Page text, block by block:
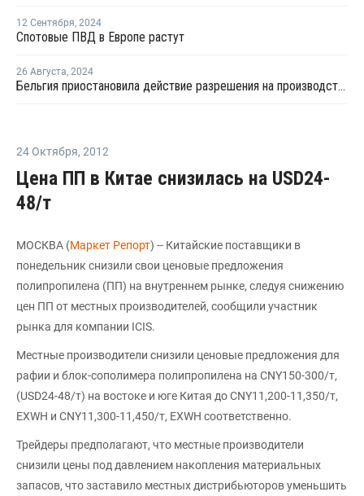
12 Сентября, 2024
Спотовые ПВД в Европе растут
26 Августа, 2024
Бельгия приостановила действие разрешения на производство компании Ineos на двух площадках
24 Октября, 2012
Цена ПП в Китае снизилась на USD24-
48/т
МОСКВА (Маркет Репорт) -- Китайские поставщики в
понедельник снизили свои ценовые предложения
полипропилена (ПП) на внутреннем рынке, следуя снижению
цен ПП от местных производителей, сообщили участник
рынка для компании ICIS.
Местные производители снизили ценовые предложения для
рафии и блок-сополимера полипропилена на CNY150-300/т,
(USD24-48/т) на востоке и юге Китая до CNY11,200-11,350/т,
EXWH и CNY11,300-11,450/т, EXWH соответственно.
Трейдеры предполагают, что местные производители
снизили цены под давлением накопления материальных
запасов, что заставило местных дистрибьюторов уменьшить